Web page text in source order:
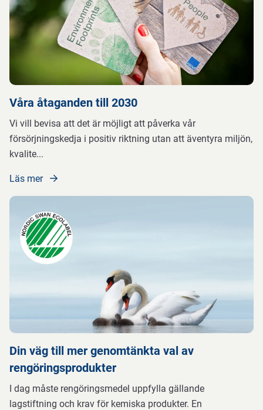
Våra åtaganden till 2030
Vi vill bevisa att det är möjligt att påverka vår
försörjningskedja i positiv riktning utan att äventyra miljön,
kvalite...
Läs mer
Din väg till mer genomtänkta val av
rengöringsprodukter
I dag måste rengöringsmedel uppfylla gällande
lagstiftning och krav för kemiska produkter. En